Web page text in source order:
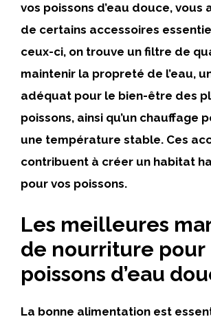
vos poissons d’eau douce, vous
de certains accessoires
ceux-ci, on trouve un filtre de
maintenir la propreté de l’eau,
adéquat pour le bien-être des
poissons, ainsi qu’un chauffage
une température stable. Ces
contribuent à créer un habitat
pour vos poissons.
Les meilleures
de nourriture pour
poissons d’eau
La bonne alimentation est